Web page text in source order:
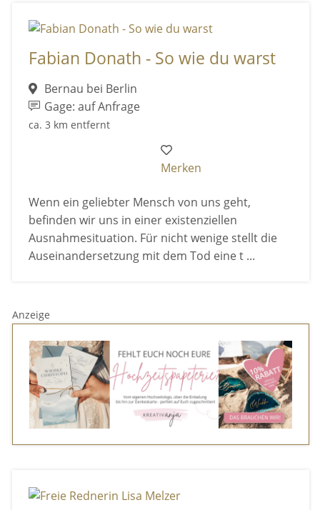
Fabian Donath - So wie du warst
Bernau bei Berlin
Gage: auf Anfrage
ca. 3 km entfernt
Merken
Wenn ein geliebter Mensch von uns geht,
befinden wir uns in einer existenziellen
Ausnahmesituation. Für nicht wenige stellt die
Auseinandersetzung mit dem Tod eine t ...
Anzeige